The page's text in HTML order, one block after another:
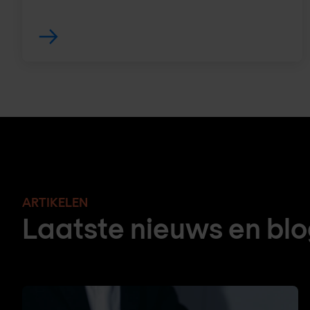
ARTIKELEN
Laatste nieuws en